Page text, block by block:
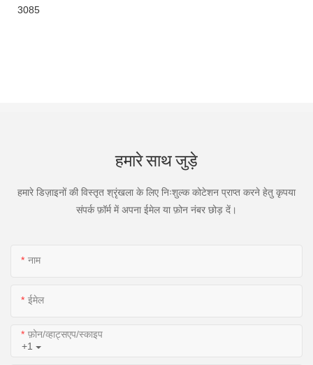
3085
हमारे साथ जुड़े
हमारे डिज़ाइनों की विस्तृत श्रृंखला के लिए निःशुल्क कोटेशन प्राप्त करने हेतु कृपया
संपर्क फ़ॉर्म में अपना ईमेल या फ़ोन नंबर छोड़ दें।
नाम
ईमेल
+1
फ़ोन/व्हाट्सएप/स्काइप